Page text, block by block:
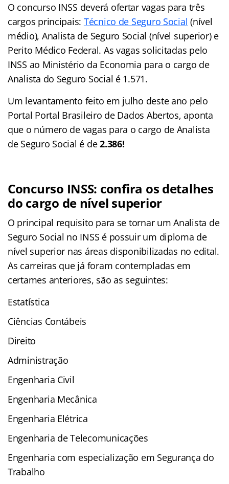
O concurso INSS deverá ofertar vagas para três
cargos principais: Técnico de Seguro Social (nível
médio), Analista de Seguro Social (nível superior) e
Perito Médico Federal. As vagas solicitadas pelo
INSS ao Ministério da Economia para o cargo de
Analista do Seguro Social é 1.571.
Um levantamento feito em julho deste ano pelo
Portal Portal Brasileiro de Dados Abertos, aponta
que o número de vagas para o cargo de Analista
de Seguro Social é de2.386!
Concurso INSS: confira os detalhes
do cargo de nível superior
O principal requisito para se tornar um Analista de
Seguro Social no INSS é possuir um diploma de
nível superior nas áreas disponibilizadas no edital.
As carreiras que já foram contempladas em
certames anteriores, são as seguintes:
Estatística
Ciências Contábeis
Direito
Administração
Engenharia Civil
Engenharia Mecânica
Engenharia Elétrica
Engenharia de Telecomunicações
Engenharia com especialização em Segurança do
Trabalho